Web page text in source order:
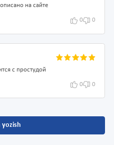
на сайте
0 0
с простудой
0 0
yozish